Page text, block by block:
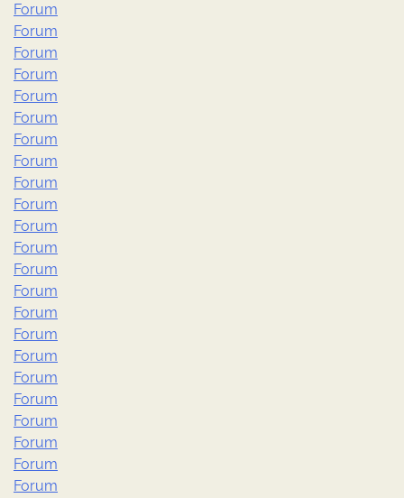
Forum
Forum
Forum
Forum
Forum
Forum
Forum
Forum
Forum
Forum
Forum
Forum
Forum
Forum
Forum
Forum
Forum
Forum
Forum
Forum
Forum
Forum
Forum